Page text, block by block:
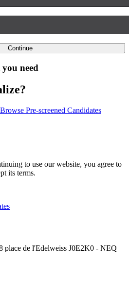
Continue
need
Browse Pre-screened Candidates
to use our website, you agree to
its terms.
place de l'Edelweiss J0E2K0 - NEQ